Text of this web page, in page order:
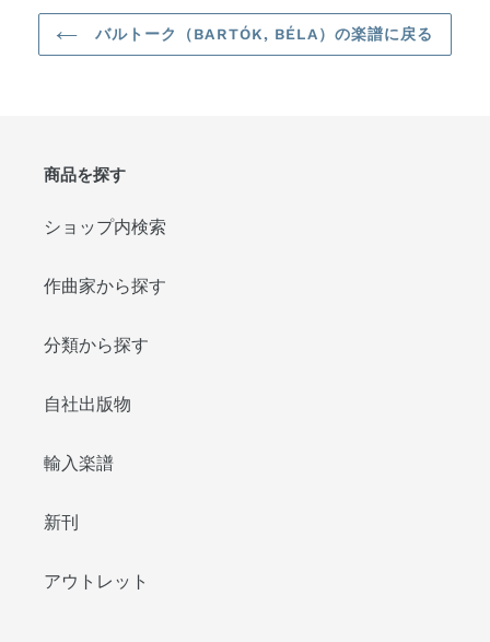
バルトーク（BARTÓK, BÉLA）の楽譜に戻る
商品を探す
ショップ内検索
作曲家から探す
分類から探す
自社出版物
輸入楽譜
新刊
アウトレット